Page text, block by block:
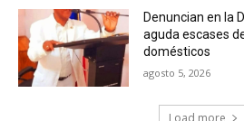
Denuncian en la
aguda escases
domésticos
agosto 5, 2026
Load more